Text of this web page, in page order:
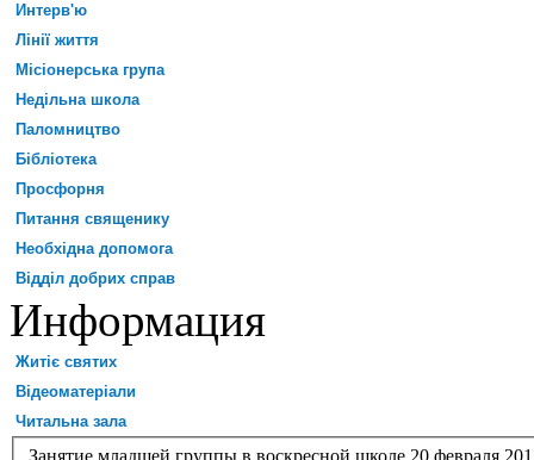
Интерв'ю
Лінії життя
Місіонерська група
Недільна школа
Паломництво
Бібліотека
Просфорня
Питання священику
Необхідна допомога
Відділ добрих справ
Информация
Житіє святих
Відеоматеріали
Читальна зала
Занятие младшей группы в воскресной школе 20 февраля